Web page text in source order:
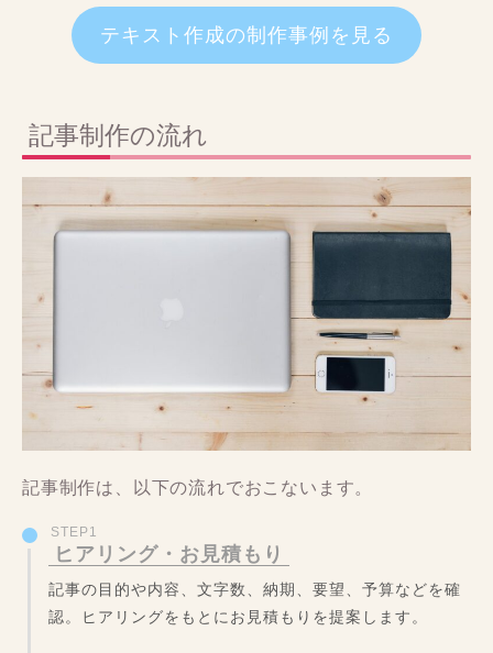
テキスト作成の制作事例を見る
記事制作の流れ
記事制作は、以下の流れでおこないます。
STEP1
ヒアリング・お見積もり
記事の目的や内容、文字数、納期、要望、予算などを確
認。ヒアリングをもとにお見積もりを提案します。